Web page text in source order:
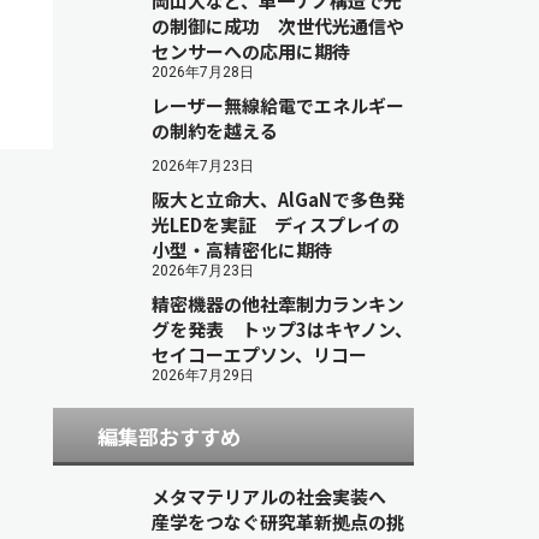
の制御に成功 次世代光通信や
センサーへの応用に期待
2026年7月28日
レーザー無線給電でエネルギー
の制約を越える
2026年7月23日
阪大と立命大、AlGaNで多色発
光LEDを実証 ディスプレイの
小型・高精密化に期待
2026年7月23日
精密機器の他社牽制力ランキン
グを発表 トップ3はキヤノン、
セイコーエプソン、リコー
2026年7月29日
編集部おすすめ
メタマテリアルの社会実装へ
産学をつなぐ研究革新拠点の挑